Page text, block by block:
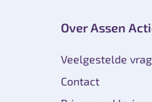
Over Assen
Veelgestelde
Contact